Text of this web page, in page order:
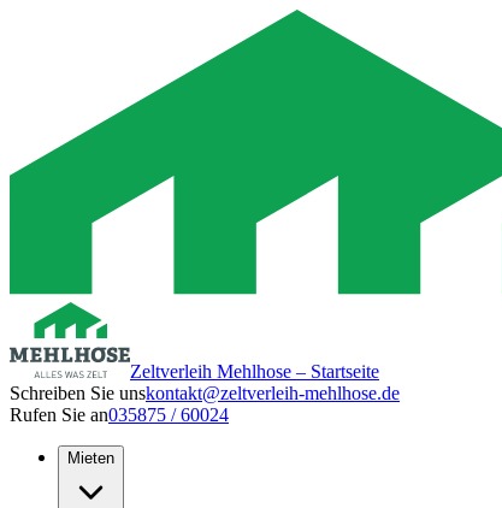
Zeltverleih Mehlhose – Startseite
Schreiben Sie unskontakt@zeltverleih-mehlhose.de
Rufen Sie an035875 / 60024
Mieten